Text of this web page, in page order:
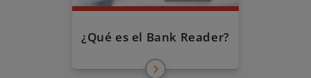
¿Qué es el Bank Reader?